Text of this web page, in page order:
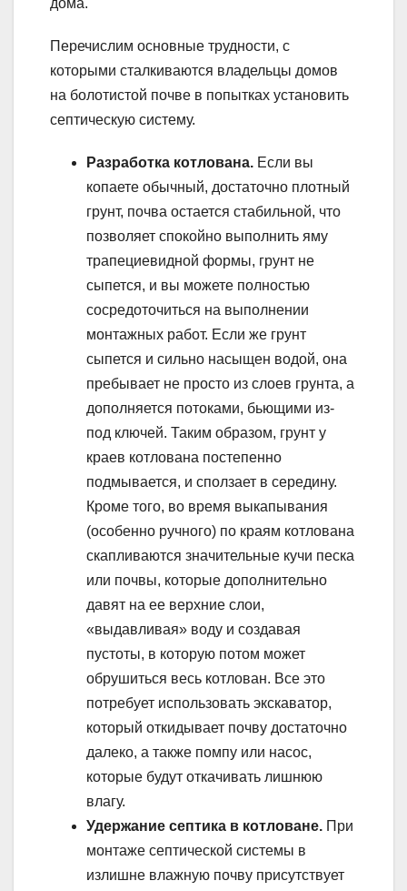
дома.
Перечислим основные трудности, с
которыми сталкиваются владельцы домов
на болотистой почве в попытках установить
септическую систему.
Разработка котлована. Если вы
копаете обычный, достаточно плотный
грунт, почва остается стабильной, что
позволяет спокойно выполнить яму
трапециевидной формы, грунт не
сыпется, и вы можете полностью
сосредоточиться на выполнении
монтажных работ. Если же грунт
сыпется и сильно насыщен водой, она
пребывает не просто из слоев грунта, а
дополняется потоками, бьющими из-
под ключей. Таким образом, грунт у
краев котлована постепенно
подмывается, и сползает в середину.
Кроме того, во время выкапывания
(особенно ручного) по краям котлована
скапливаются значительные кучи песка
или почвы, которые дополнительно
давят на ее верхние слои,
«выдавливая» воду и создавая
пустоты, в которую потом может
обрушиться весь котлован. Все это
потребует использовать экскаватор,
который откидывает почву достаточно
далеко, а также помпу или насос,
которые будут откачивать лишнюю
влагу.
Удержание септика в котловане. При
монтаже септической системы в
излишне влажную почву присутствует